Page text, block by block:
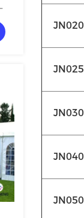
JN020
JN025
JN030
JN040
JN050